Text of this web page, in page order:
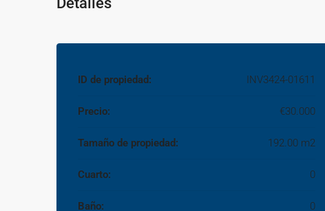
ID de propiedad: INV3424-01611
Precio: €30.000
Tamaño de propiedad: 192.00 m2
Cuarto: 0
Baño: 0